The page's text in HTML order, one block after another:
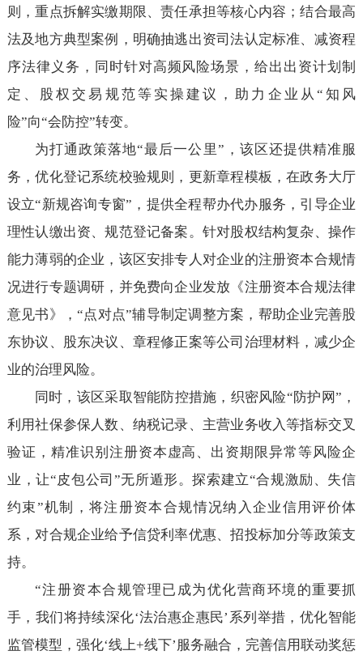
则，重点拆解实缴期限、责任承担等核心内容；结合最高
法及地方典型案例，明确抽逃出资司法认定标准、减资程
序法律义务，同时针对高频风险场景，给出出资计划制
定、股权交易规范等实操建议，助力企业从“知风
险”向“会防控”转变。
为打通政策落地“最后一公里”，该区还提供精准服
务，优化登记系统校验规则，更新章程模板，在政务大厅
设立“新规咨询专窗”，提供全程帮办代办服务，引导企业
理性认缴出资、规范登记备案。针对股权结构复杂、操作
能力薄弱的企业，该区安排专人对企业的注册资本合规情
况进行专题调研，并免费向企业发放《注册资本合规法律
意见书》，“点对点”辅导制定调整方案，帮助企业完善股
东协议、股东决议、章程修正案等公司治理材料，减少企
业的治理风险。
同时，该区采取智能防控措施，织密风险“防护网”，
利用社保参保人数、纳税记录、主营业务收入等指标交叉
验证，精准识别注册资本虚高、出资期限异常等风险企
业，让“皮包公司”无所遁形。探索建立“合规激励、失信
约束”机制，将注册资本合规情况纳入企业信用评价体
系，对合规企业给予信贷利率优惠、招投标加分等政策支
持。
“注册资本合规管理已成为优化营商环境的重要抓
手，我们将持续深化‘法治惠企惠民’系列举措，优化智能
监管模型，强化‘线上+线下’服务融合，完善信用联动奖惩